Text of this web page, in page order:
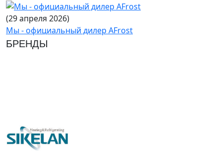
(29 апреля 2026)
Мы - официальный дилер AFrost
БРЕНДЫ